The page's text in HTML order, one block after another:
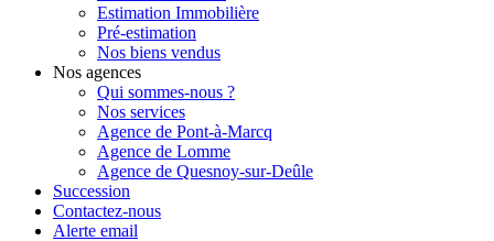
Estimation Immobilière
Pré-estimation
Nos biens vendus
Nos agences
Qui sommes-nous ?
Nos services
Agence de Pont-à-Marcq
Agence de Lomme
Agence de Quesnoy-sur-Deûle
Succession
Contactez-nous
Alerte email